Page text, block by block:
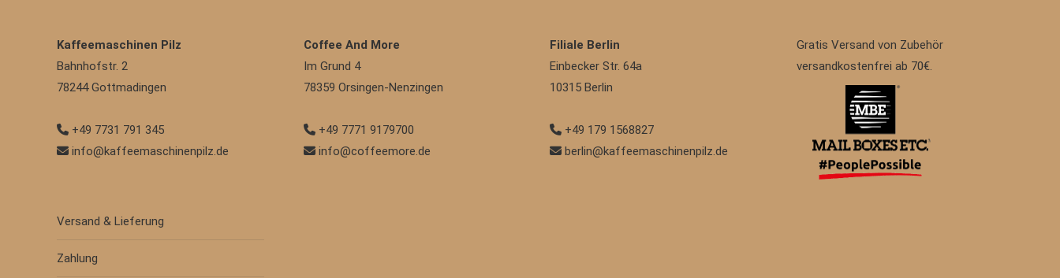
Kaffeemaschinen Pilz
Bahnhofstr. 2
78244 Gottmadingen
+49 7731 791 345
info@kaffeemaschinenpilz.de
Coffee And More
Im Grund 4
78359 Orsingen-Nenzingen
+49 7771 9179700
info@coffeemore.de
Filiale Berlin
Einbecker Str. 64a
10315 Berlin
+49 179 1568827
berlin@kaffeemaschinenpilz.de
Gratis Versand von Zubehör
versandkostenfrei ab 70€.
Versand & Lieferung
Zahlung